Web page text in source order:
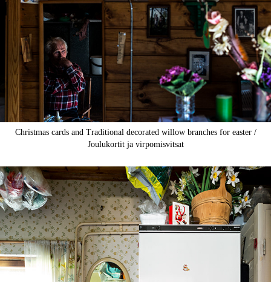
Christmas cards and Traditional decorated willow branches for easter /
Joulukortit ja virpomisvitsat